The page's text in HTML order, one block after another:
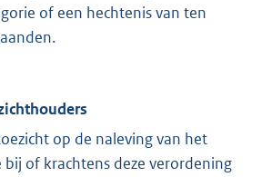
of een hechtenis van ten
op de naleving van het
bij of krachtens deze verordening